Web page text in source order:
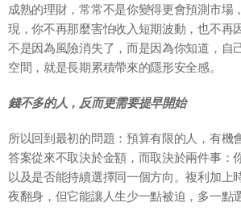
成熟的理財，常常不是你變得更會預測市場
現，你不再那麼害怕收入短期波動，也不再
不是因為風險消失了，而是因為你知道，自
空間，就是長期累積帶來的隱形安全感。
錢不多的人，反而更需要提早開始
所以回到最初的問題：預算有限的人，有機
答案從來不取決於金額，而取決於兩件事：
以及是否能持續選擇同一個方向。複利加上
夜翻身，但它能讓人生少一點被迫，多一點